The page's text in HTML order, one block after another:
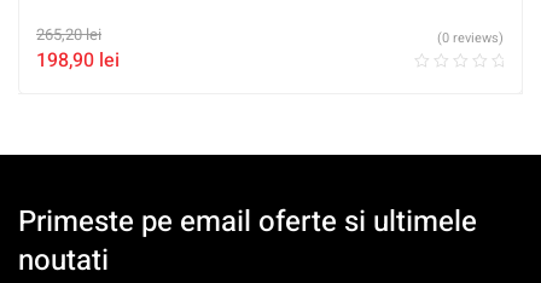
265,20lei
198,90 lei
(0 reviews)
Primeste pe email oferte si ultimele
noutati